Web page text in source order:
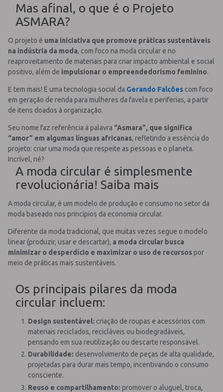
Mas afinal, o que é o Projeto
ASMARA?
O projeto é uma iniciativa que promove práticas sustentáveis
na indústria da moda, com foco na moda circular e no
reaproveitamento de materiais para criar impacto ambiental e social
positivo, além de impulsionar o empreendedorismo feminino.
E tem mais! É uma tecnologia social da Gerando Falcões com foco
em geração de renda para mulheres da favela e periferias, a partir
de itens doados à organização.
Seu nome faz referência à palavra “Asmara”, que significa
“amor” em algumas línguas africanas, refletindo a essência do
projeto: criar uma moda que respeite as pessoas e o planeta.
Incrível, né?
A moda circular é simplesmente
revolucionária! Saiba mais
A moda circular, é um modelo de produção e consumo no setor da
moda baseado nos princípios da economia circular.
Diferente da moda tradicional, que muitas vezes segue o modelo
linear (produzir, usar e descartar), a moda circular busca
minimizar o desperdício e maximizar o uso de recursospor
meio de práticas mais sustentáveis.
Os principais pilares da moda
circular incluem:
Design sustentável: criação de roupas e acessórios com
materiais reciclados, recicláveis ou biodegradáveis,
pensando em sua reutilização ou descarte responsável.
Durabilidade: desenvolvimento de peças de alta qualidade,
projetadas para durar mais tempo, incentivando o consumo
consciente.
Reuso e compartilhamento: promover o aluguel, troca,